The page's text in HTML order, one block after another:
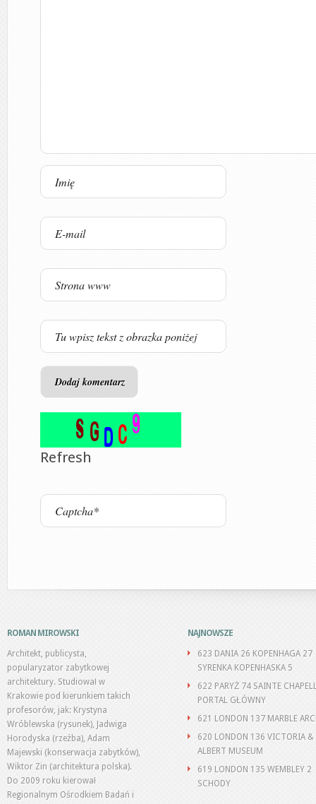
Refresh
ROMAN MIROWSKI
Architekt, publicysta,
popularyzator zabytkowej
architektury. Studiował w
Krakowie pod kierunkiem takich
profesorów, jak: Krystyna
Wróblewska (rysunek), Jadwiga
Horodyska (rzeźba), Adam
Majewski (konserwacja zabytków),
Wiktor Zin (architektura polska).
Do 2009 roku kierował
Regionalnym Ośrodkiem Badań i
NAJNOWSZE
623 DANIA 26 KOPENHAGA 27
SYRENKA KOPENHASKA 5
622 PARYŻ 74 SAINTE
PORTAL GŁÓWNY
621 LONDON 137 MARBLE
620 LONDON 136 VICTORIA &
ALBERT MUSEUM
619 LONDON 135 WEMBLEY 2
SCHODY